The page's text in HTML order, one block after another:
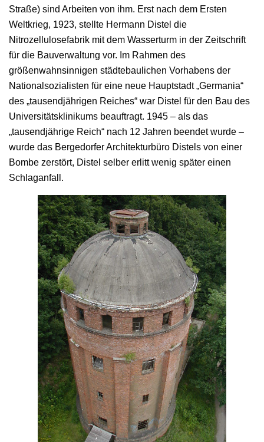
Straße) sind Arbeiten von ihm. Erst nach dem Ersten
Weltkrieg, 1923, stellte Hermann Distel die
Nitrozellulosefabrik mit dem Wasserturm in der Zeitschrift
für die Bauverwaltung vor. Im Rahmen des
größenwahnsinnigen städtebaulichen Vorhabens der
Nationalsozialisten für eine neue Hauptstadt „Germania“
des „tausendjährigen Reiches“ war Distel für den Bau des
Universitätsklinikums beauftragt. 1945 – als das
„tausendjährige Reich“ nach 12 Jahren beendet wurde –
wurde das Bergedorfer Architekturbüro Distels von einer
Bombe zerstört, Distel selber erlitt wenig später einen
Schlaganfall.